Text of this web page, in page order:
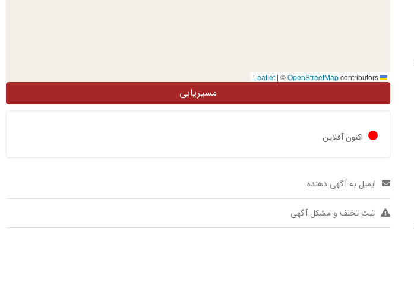
| ©OpenStreetMapcontributors
مسیریابی
اکنون آفلاین
ایمیل به آگهی دهنده
ثبت تخلف و مشکل آگهی